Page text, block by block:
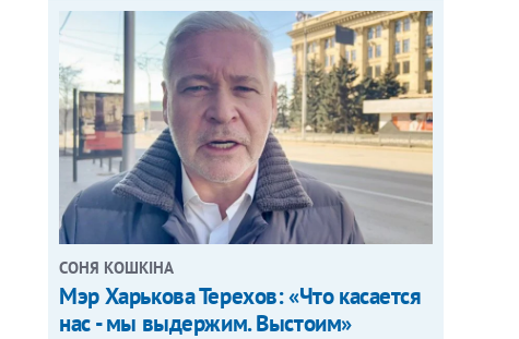
СОНЯ КОШКІНА
Мэр Харькова Терехов: «Что касается
нас - мы выдержим. Выстоим»